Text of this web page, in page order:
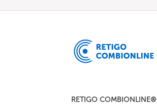
RETIGO COMBIONLINE®